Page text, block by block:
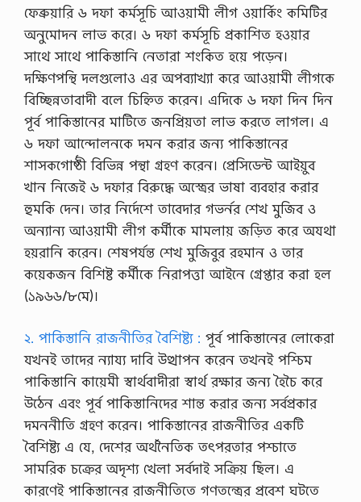
ফেব্রুয়ারি ৬ দফা কর্মসূচি আওয়ামী লীগ ওয়ার্কিং কমিটির
অনুমোদন লাভ করে। ৬ দফা কর্মসূচি প্রকাশিত হওয়ার
সাথে সাথে পাকিস্তানি নেতারা শংকিত হয়ে পড়েন।
দক্ষিণপন্থি দলগুলোও এর অপব্যাখ্যা করে আওয়ামী লীগকে
বিচ্ছিন্নতাবাদী বলে চিহ্নিত করেন। এদিকে ৬ দফা দিন দিন
পূর্ব পাকিস্তানের মাটিতে জনপ্রিয়তা লাভ করতে লাগল। এ
৬ দফা আন্দোলনকে দমন করার জন্য পাকিস্তানের
শাসকগোষ্ঠী বিভিন্ন পন্থা গ্রহণ করেন। প্রেসিডেন্ট আইয়ুব
খান নিজেই ৬ দফার বিরুদ্ধে অস্ত্রের ভাষা ব্যবহার করার
হুমকি দেন। তার নির্দেশে তাবেদার গভর্নর শেখ মুজিব ও
অন্যান্য আওয়ামী লীগ কর্মীকে মামলায় জড়িত করে অযথা
হয়রানি করেন। শেষপর্যন্ত শেখ মুজিবুর রহমান ও তার
কয়েকজন বিশিষ্ট কর্মীকে নিরাপত্তা আইনে গ্রেপ্তার করা হল
(১৯৬৬/৮মে)।
২. পাকিস্তানি রাজনীতির বৈশিষ্ট্য : পূর্ব পাকিস্তানের লোকেরা
যখনই তাদের ন্যায্য দাবি উত্থাপন করেন তখনই পশ্চিম
পাকিস্তানি কায়েমী স্বার্থবাদীরা স্বার্থ রক্ষার জন্য হৈচৈ করে
উঠেন এবং পূর্ব পাকিস্তানিদের শান্ত করার জন্য সর্বপ্রকার
দমননীতি গ্রহণ করেন। পাকিস্তানের রাজনীতির একটি
বৈশিষ্ট্য এ যে, দেশের অর্থনৈতিক তৎপরতার পশ্চাতে
সামরিক চক্রের অদৃশ্য খেলা সর্বদাই সক্রিয় ছিল। এ
কারণেই পাকিস্তানের রাজনীতিতে গণতন্ত্রের প্রবেশ ঘটতে